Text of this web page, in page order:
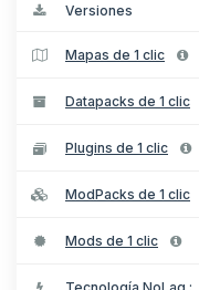
Versiones
Mapas de 1 clic
Datapacks de 1 clic
Plugins de 1 clic
ModPacks de 1 clic
Mods de 1 clic